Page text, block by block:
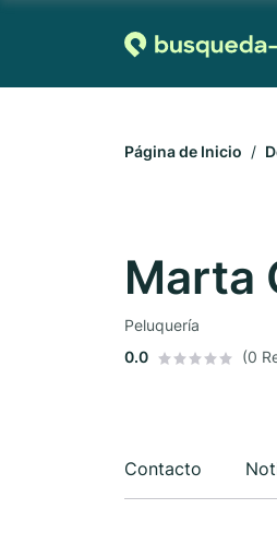
Página de Inicio
Marta
Peluquería
0.0
(0
Contacto